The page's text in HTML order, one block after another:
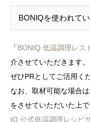
BONIQを使われて
「BONIQ 低温調理レス
介させていただきます。
ぜひPRとしてご活用く
なお、取材可能な場合
をさせていただいた上
IQ 公式低温調理レシピ